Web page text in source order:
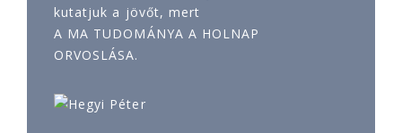
kutatjuk a jövőt, mert
A MA TUDOMÁNYA A HOLNAP
ORVOSLÁSA.